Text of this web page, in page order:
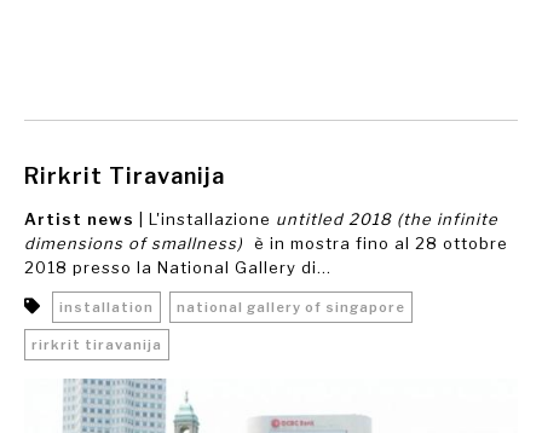
Rirkrit Tiravanija
Artist news | L'installazione untitled 2018 (the infinite
dimensions of smallness)
è in mostra fino al 28 ottobre
2018 presso la National Gallery di...
installation national gallery of singapore
rirkrit tiravanija